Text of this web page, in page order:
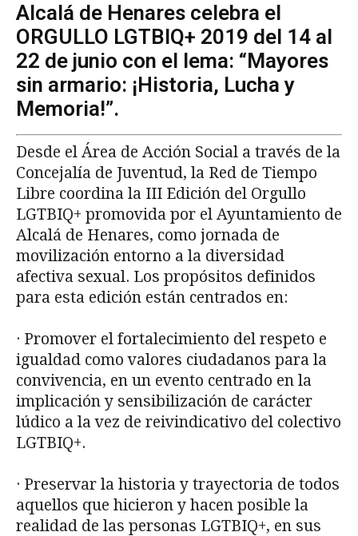
Alcalá de Henares celebra el
ORGULLO LGTBIQ+ 2019 del 14 al
22 de junio con el lema: “Mayores
sin armario: ¡Historia, Lucha y
Memoria!”.
Desde el Área de Acción Social a través de la
Concejalía de Juventud, la Red de Tiempo
Libre coordina la III Edición del Orgullo
LGTBIQ+ promovida por el Ayuntamiento de
Alcalá de Henares, como jornada de
movilización entorno a la diversidad
afectiva sexual. Los propósitos definidos
para esta edición están centrados en:
· Promover el fortalecimiento del respeto e
igualdad como valores ciudadanos para la
convivencia, en un evento centrado en la
implicación y sensibilización de carácter
lúdico a la vez de reivindicativo del colectivo
LGTBIQ+.
· Preservar la historia y trayectoria de todos
aquellos que hicieron y hacen posible la
realidad de las personas LGTBIQ+, en sus